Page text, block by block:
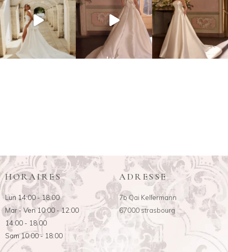
HORAIRES
Lun 14:00 - 18:00
Mar - Ven 10:00 - 12:00
14:00 - 18:00
Sam 10:00 - 18:00
ADRESSE
7b Qai Kellermann
67000 strasbourg